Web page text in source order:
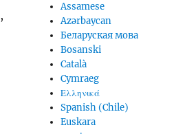
Assamese
Azərbaycan
Беларуская мова
Bosanski
Català
Cymraeg
Ελληνικά
Spanish (Chile)
Euskara